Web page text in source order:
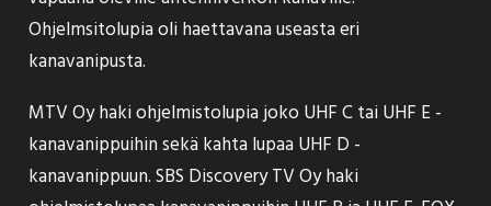
Ohjelmsitolupia oli haettavana useasta eri
kanavanipusta.
MTV Oy haki ohjelmistolupia joko UHF C tai UHF E -
kanavanippuihin sekä kahta lupaa UHF D -
kanavanippuun. SBS Discovery TV Oy haki